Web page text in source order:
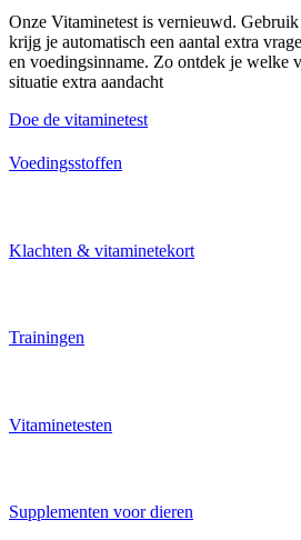
Onze Vitaminetest is vernieuwd.
krijg je automatisch een aantal extra
en voedingsinname. Zo ontdek je welke
situatie extra aandacht
Doe de vitaminetest
Voedingsstoffen
Klachten & vitaminetekort
Trainingen
Vitaminetesten
Supplementen voor dieren